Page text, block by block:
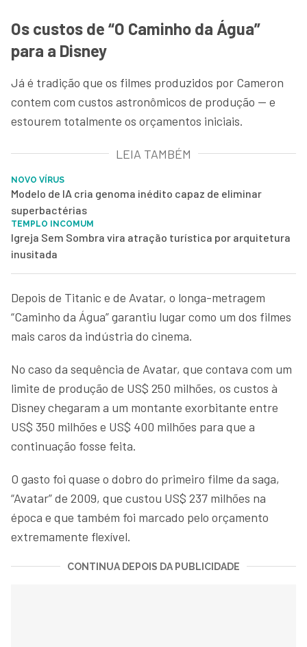
Os custos de “O Caminho da Água”
para a Disney
Já é tradição que os filmes produzidos por Cameron
contem com custos astronômicos de produção — e
estourem totalmente os orçamentos iniciais.
LEIA TAMBÉM
NOVO VÍRUS
Modelo de IA cria genoma inédito capaz de eliminar
superbactérias
TEMPLO INCOMUM
Igreja Sem Sombra vira atração turística por arquitetura
inusitada
Depois de Titanic e de Avatar, o longa-metragem
“Caminho da Água” garantiu lugar como um dos filmes
mais caros da indústria do cinema.
No caso da sequência de Avatar, que contava com um
limite de produção de US$ 250 milhões, os custos à
Disney chegaram a um montante exorbitante entre
US$ 350 milhões e US$ 400 milhões para que a
continuação fosse feita.
O gasto foi quase o dobro do primeiro filme da saga,
“Avatar” de 2009, que custou US$ 237 milhões na
época e que também foi marcado pelo orçamento
extremamente flexível.
CONTINUA DEPOIS DA PUBLICIDADE